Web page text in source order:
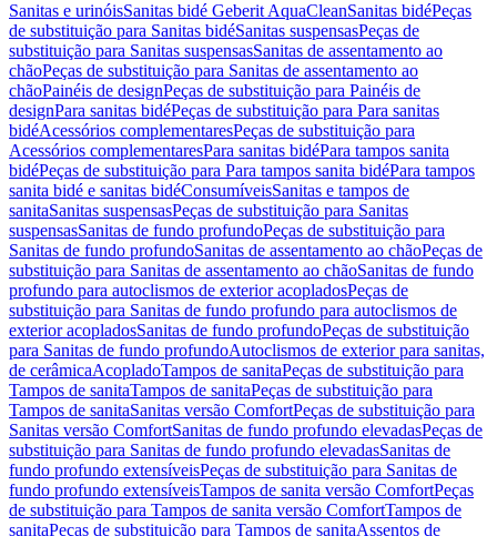
Sanitas e urinóisSanitas bidé Geberit AquaCleanSanitas bidéPeças
de substituição para Sanitas bidéSanitas suspensasPeças de
substituição para Sanitas suspensasSanitas de assentamento ao
chãoPeças de substituição para Sanitas de assentamento ao
chãoPainéis de designPeças de substituição para Painéis de
designPara sanitas bidéPeças de substituição para Para sanitas
bidéAcessórios complementaresPeças de substituição para
Acessórios complementaresPara sanitas bidéPara tampos sanita
bidéPeças de substituição para Para tampos sanita bidéPara tampos
sanita bidé e sanitas bidéConsumíveisSanitas e tampos de
sanitaSanitas suspensasPeças de substituição para Sanitas
suspensasSanitas de fundo profundoPeças de substituição para
Sanitas de fundo profundoSanitas de assentamento ao chãoPeças de
substituição para Sanitas de assentamento ao chãoSanitas de fundo
profundo para autoclismos de exterior acopladosPeças de
substituição para Sanitas de fundo profundo para autoclismos de
exterior acopladosSanitas de fundo profundoPeças de substituição
para Sanitas de fundo profundoAutoclismos de exterior para sanitas,
de cerâmicaAcopladoTampos de sanitaPeças de substituição para
Tampos de sanitaTampos de sanitaPeças de substituição para
Tampos de sanitaSanitas versão ComfortPeças de substituição para
Sanitas versão ComfortSanitas de fundo profundo elevadasPeças de
substituição para Sanitas de fundo profundo elevadasSanitas de
fundo profundo extensíveisPeças de substituição para Sanitas de
fundo profundo extensíveisTampos de sanita versão ComfortPeças
de substituição para Tampos de sanita versão ComfortTampos de
sanitaPeças de substituição para Tampos de sanitaAssentos de